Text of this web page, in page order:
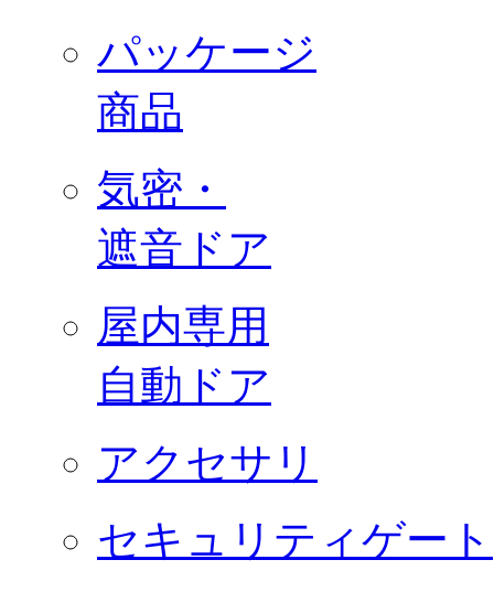
パッケージ
商品
気密・
遮音ドア
屋内専用
自動ドア
アクセサリ
セキュリティゲート